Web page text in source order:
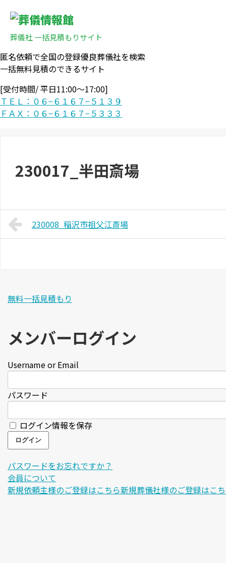
葬儀社 一括見積もりサイト
匿名依頼で全国の登録優良葬儀社を検索
一括無料見積のできるサイト
[受付時間/ 平日11:00〜17:00]
ＴＥＬ：０６−６１６７−５１３９
ＦＡＸ：０６−６１６７−５３３３
230017_半田斎場
230008_稲沢市祖父江斎場
無料一括見積もり
メンバーログイン
Username or Email
パスワード
ログイン情報を保存
パスワードをお忘れですか？
会員について
新規依頼主様のご登録はこちら新規葬儀社様のご登録はこ